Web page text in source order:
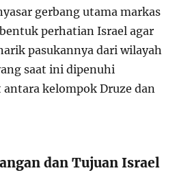
gerbang utama markas
perhatian Israel agar
pasukannya dari wilayah
saat ini dipenuhi
kelompok Druze dan
dan Tujuan Israel